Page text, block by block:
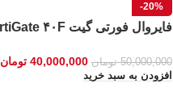
-20%
فایروال فورتی گیت FortiGate ۴۰F
50,000,000 تومان 40,000,000 تومان
افزودن به سبد خرید